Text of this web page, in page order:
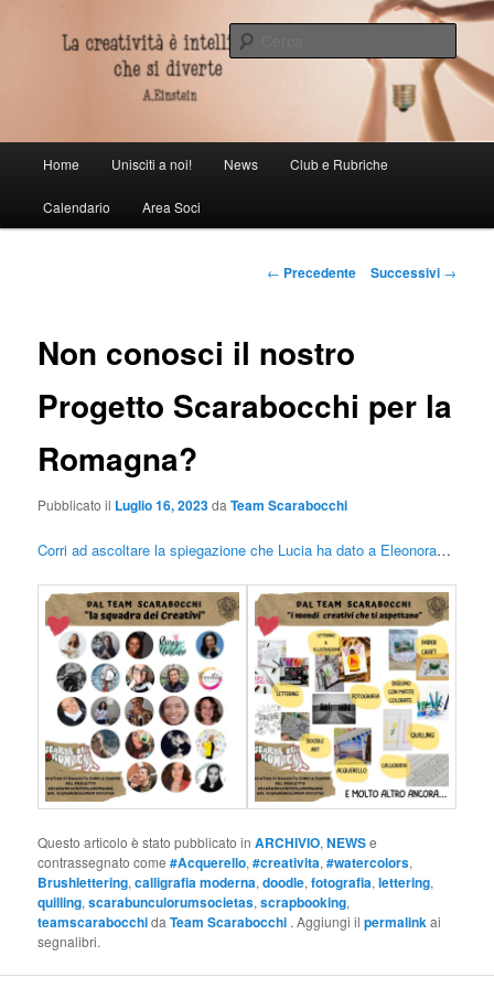
Scarabunculorum societas
principale
Home Unisciti a noi! News Club e Rubriche
Calendario Area Soci
Navigazione
← Precedente Successivi →
Non conosci il nostro
Progetto Scarabocchi per la
Romagna?
Pubblicato il Luglio 16, 2023daTeam Scarabocchi
Corri ad ascoltare la spiegazione che Lucia ha dato a Eleonora…
Questo articolo è stato pubblicato inARCHIVIO,NEWSe
contrassegnato come#Acquerello,#creativita,#watercolors,
Brushlettering,calligrafia moderna,doodle,fotografia,lettering,
quilling,scarabunculorumsocietas,scrapbooking,
teamscarabocchidaTeam Scarabocchi . Aggiungi ilpermalinkai
segnalibri.